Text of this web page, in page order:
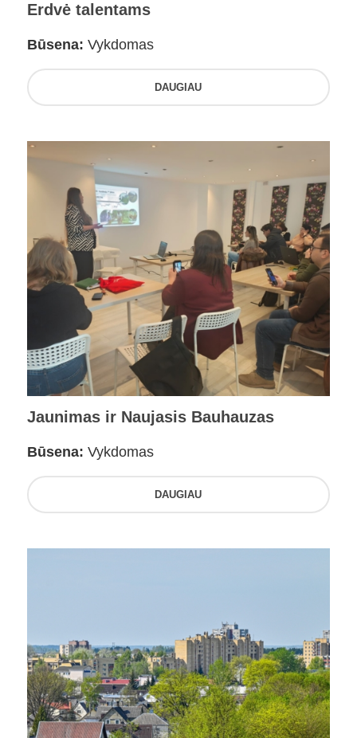
Erdvė talentams
Būsena: Vykdomas
DAUGIAU
Jaunimas ir Naujasis Bauhauzas
Būsena: Vykdomas
DAUGIAU